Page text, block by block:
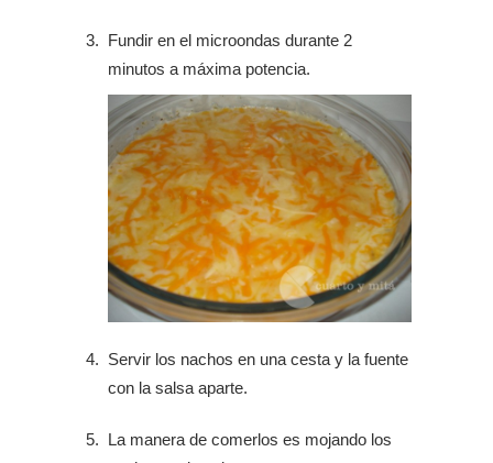
Fundir en el microondas durante 2
minutos a máxima potencia.
Servir los nachos en una cesta y la fuente
con la salsa aparte.
La manera de comerlos es mojando los